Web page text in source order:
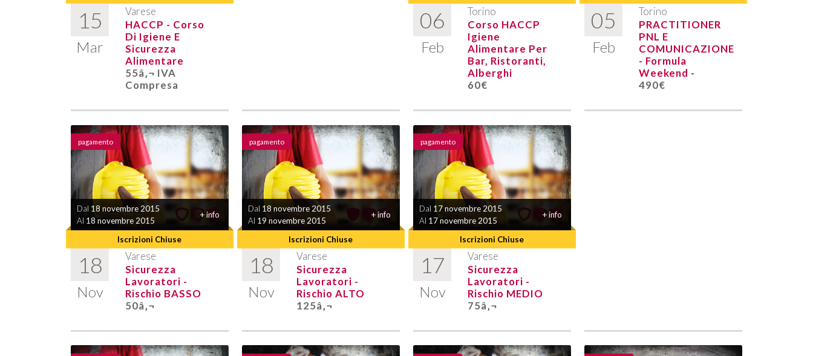
15
Mar
Varese
HACCP - Corso
Di Igiene E
Sicurezza
Alimentare
55â‚¬ IVA
Compresa
06
Feb
Torino
Corso HACCP
Igiene
Alimentare Per
Bar, Ristoranti,
Alberghi
60€
05
Feb
Torino
PRACTITIONER
PNL E
COMUNICAZIONE
- Formula
Weekend -
490€
Iscrizioni Chiuse
Dal 18 novembre 2015
Al 18 novembre 2015
+ info
18
Nov
Varese
pagamento
Sicurezza
Lavoratori -
Rischio BASSO
50â‚¬
Iscrizioni Chiuse
Dal 18 novembre 2015
Al 19 novembre 2015
+ info
18
Nov
Varese
pagamento
Sicurezza
Lavoratori -
Rischio ALTO
125â‚¬
Iscrizioni Chiuse
Dal 17 novembre 2015
Al 17 novembre 2015
+ info
17
Nov
Varese
pagamento
Sicurezza
Lavoratori -
Rischio MEDIO
75â‚¬